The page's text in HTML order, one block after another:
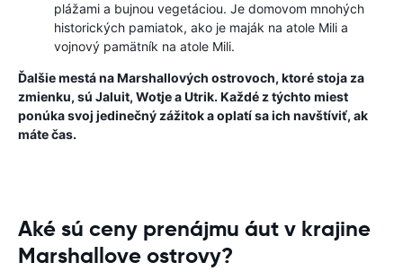
plážami a bujnou vegetáciou. Je domovom mnohých
historických pamiatok, ako je maják na atole Mili a
vojnový pamätník na atole Mili.
Ďalšie mestá na Marshallových ostrovoch, ktoré stoja za
zmienku, sú Jaluit, Wotje a Utrik. Každé z týchto miest
ponúka svoj jedinečný zážitok a oplatí sa ich navštíviť, ak
máte čas.
Aké sú ceny prenájmu áut v krajine
Marshallove ostrovy?